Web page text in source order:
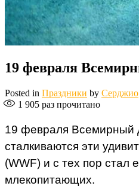
19 февраля
Posted in Праздники by Серджио
1 905 раз прочитано
19 февраля Всемирный
сталкиваются эти
(WWF) и с тех пор
млекопитающих.